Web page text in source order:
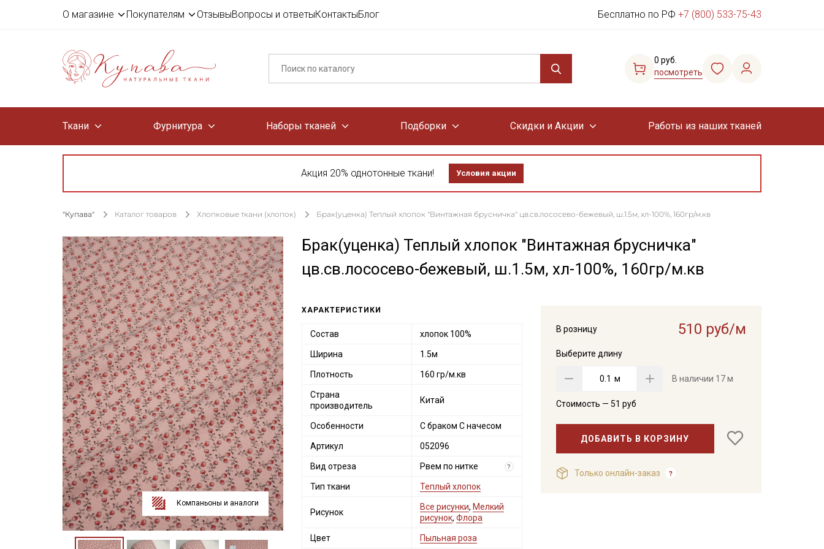
О магазине Покупателям ОтзывыВопросы и ответыКонтактыБлог Бесплатно по РФ +7 (800) 533-75-43
0 руб.
посмотреть
Ткани Фурнитура Наборы тканей Подборки Скидки и Акции Работы из наших тканей
Акция 20% однотонные ткани! Условия акции
"Купава" Каталог товаров Хлопковые ткани (хлопок) Брак(уценка) Теплый хлопок "Винтажная брусничка" цв.св.лососево-бежевый, ш.1.5м, хл-100%, 160гр/м.кв
Компаньоны и аналоги
Брак(уценка) Теплый хлопок "Винтажная брусничка"
цв.св.лососево-бежевый, ш.1.5м, хл-100%, 160гр/м.кв
В розницу 510 руб/м
Выберите длину
м В наличии 17 м
Стоимость — 51 руб
ДОБАВИТЬ В КОРЗИНУ
Только онлайн-заказ
ХАРАКТЕРИСТИКИ
Состав хлопок 100%
Ширина 1.5м
Плотность 160 гр/м.кв
Страна
производитель
Китай
Особенности С браком С начесом
Артикул 052096
Вид отреза Рвем по нитке ?
Тип ткани Теплый хлопок
Рисунок
Все рисунки, Мелкий
рисунок, Флора
Цвет Пыльная роза